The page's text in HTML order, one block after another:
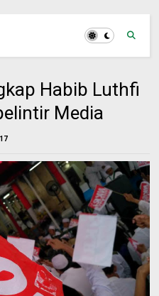
Habib Luthfi
Media